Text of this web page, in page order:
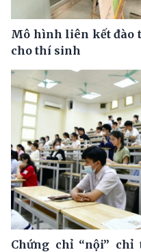
Mô hình liên kết đào
cho thí sinh
Chứng chỉ “nội”